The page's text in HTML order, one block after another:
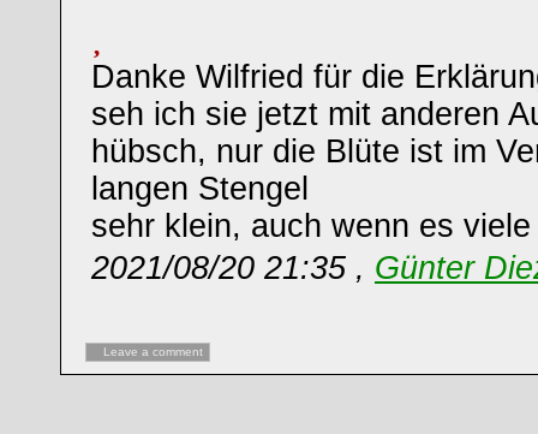
Danke Wilfried für die
seh ich sie jetzt mit anderen
hübsch, nur die Blüte ist im
langen Stengel
sehr klein, auch wenn es
2021/08/20 21:35 , Günter
Leave a comment